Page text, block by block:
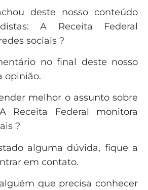
deste nosso conteúdo
A Receita Federal
sociais ?
no final deste nosso
opinião.
melhor o assunto sobre
Receita Federal monitora
?
alguma dúvida, fique a
em contato.
que precisa conhecer